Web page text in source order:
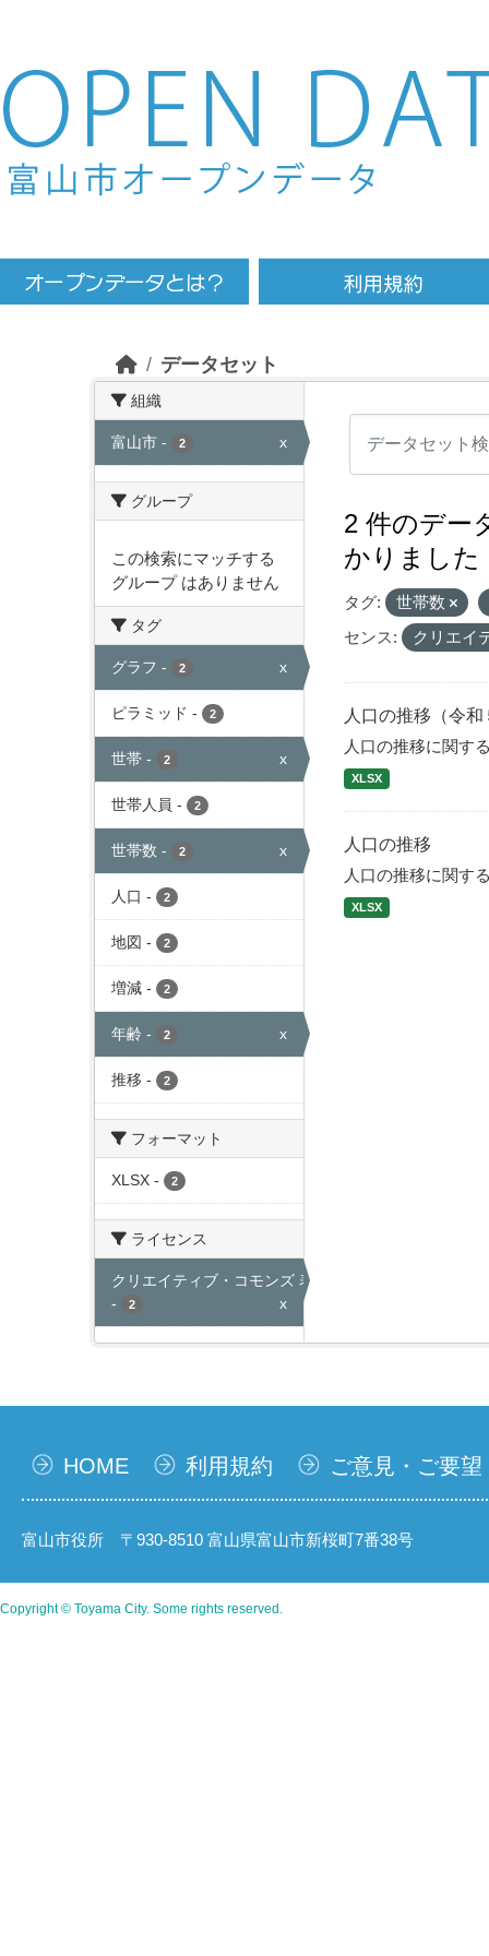
Skip to main content
データセット
組織
富山市 - 2 x
グループ
この検索にマッチする
グループ はありません
タグ
グラフ - 2 x
ピラミッド - 2
世帯 - 2 x
世帯人員 - 2
世帯数 - 2 x
人口 - 2
地図 - 2
増減 - 2
年齢 - 2 x
推移 - 2
フォーマット
XLSX - 2
ライセンス
クリエイティブ・コモンズ 表示
-
2 x
2 件のデー
かりました
タグ: 世帯数
センス:
クリエイ
人口の推移（令和
人口の推移に関す
XLSX
人口の推移
人口の推移に関す
XLSX
HOME 利用規約 ご意見・ご要望
富山市役所 〒930-8510 富山県富山市新桜町7番38号
Copyright © Toyama City. Some rights reserved.